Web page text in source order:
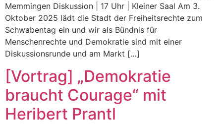
Memmingen Diskussion | 17 Uhr | Kleiner Saal Am 3.
Oktober 2025 lädt die Stadt der Freiheitsrechte zum
Schwabentag ein und wir als Bündnis für
Menschenrechte und Demokratie sind mit einer
Diskussionsrunde und am Markt […]
[Vortrag] „Demokratie
braucht Courage“ mit
Heribert Prantl